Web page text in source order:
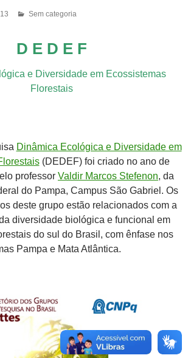
Sem categoria
D E D E F
e Diversidade em Ecossistemas
Florestais
Dinâmica Ecológica e Diversidade em
(DEDEF) foi criado no ano de
professor Valdir Marcos Stefenon, da
do Pampa, Campus São Gabriel. Os
deste grupo estão relacionados com a
diversidade biológica e funcional em
do sul do Brasil, com ênfase nos
Pampa e Mata Atlântica.